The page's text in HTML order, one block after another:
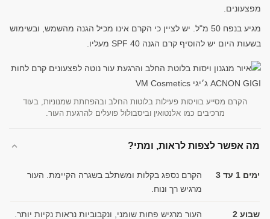
מפצעונים.
מגיע בנפח 50 מ"ל. יש לציין כי הקרם אינו מכיל הגנה מהשמש, ובשימוש
בשעות היום יש להוסיף קרם הגנה SPF 40 מעליו.
הקרם מסייע בוויסות פעילות בלוטות החלב ובהפחתת שמנוניות, בעוד
מרכיבים כמו אלנטואין וביסבולול פועלים להרגעת העור.
מה אפשר לצפות לראות, ומתי?
ימים 1 עד 3
הקרם נספג בקלות ומשתלב בשגרה הקיימת. העור
מרגיש רך ונוח.
שבוע 2 העור מרגיש פחות שומני, ונקבוביות נראות נקיות יותר.